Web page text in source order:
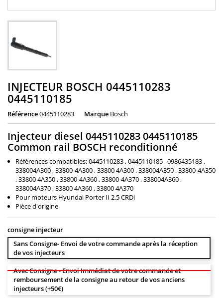
INJECTEUR BOSCH 0445110283
0445110185
Référence0445110283 Marque Bosch
Injecteur diesel 0445110283 0445110185
Common rail BOSCH reconditionné
Références compatibles: 0445110283 , 0445110185 , 0986435183 ,
338004A300 , 33800-4A300 , 33800 4A300 , 338004A350 , 33800-4A350
, 33800 4A350 , 33800-4A360 , 33800-4A370 , 338004A360 ,
338004A370 , 33800 4A360 , 33800 4A370
Pour moteurs Hyundai Porter II 2.5 CRDi
Pièce d'origine
consigne injecteur
Sans Consigne- Envoi de votre commande après la réception
de vos injecteurs
Avec Consigne - Envoi Immédiat de votre commande et
remboursement de la consigne au retour de vos anciens
injecteurs (+50€)